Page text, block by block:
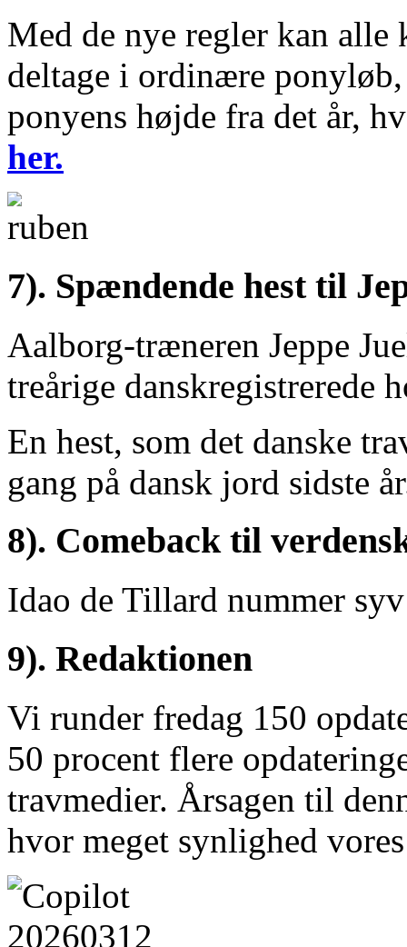
Med de nye regler kan alle
deltage i ordinære
ponyens højde fra det år,
her.
7). Spændende hest til
Aalborg-træneren Jeppe
treårige danskregistrerede
En hest, som det danske
gang på dansk jord sidste
8). Comeback til
Idao de Tillard nummer
9). Redaktionen
Vi runder fredag 150
50 procent flere
travmedier. Årsagen til
hvor meget synlighed